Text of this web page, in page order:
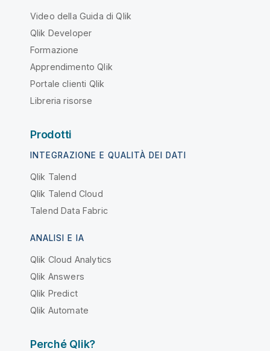
Video della Guida di Qlik
Qlik Developer
Formazione
Apprendimento Qlik
Portale clienti Qlik
Libreria risorse
Prodotti
INTEGRAZIONE E QUALITÀ DEI DATI
Qlik Talend
Qlik Talend Cloud
Talend Data Fabric
ANALISI E IA
Qlik Cloud Analytics
Qlik Answers
Qlik Predict
Qlik Automate
Perché Qlik?